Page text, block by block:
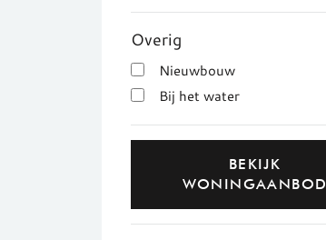
Overig
Nieuwbouw
Bij het water
BEKIJK
WONINGAANBOD